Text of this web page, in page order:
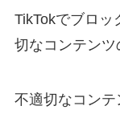
TikTokでブロッ
切なコンテンツ
不適切なコン